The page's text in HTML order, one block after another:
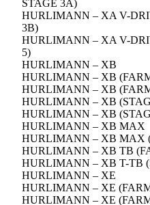
STAGE 3A)
HURLIMANN – XA V-
3B)
HURLIMANN – XA V-
5)
HURLIMANN – XB
HURLIMANN – XB
HURLIMANN – XB
HURLIMANN – XB
HURLIMANN – XB
HURLIMANN – XB MAX
HURLIMANN – XB MAX
HURLIMANN – XB TB
HURLIMANN – XB T-TB
HURLIMANN – XE
HURLIMANN – XE
HURLIMANN – XE